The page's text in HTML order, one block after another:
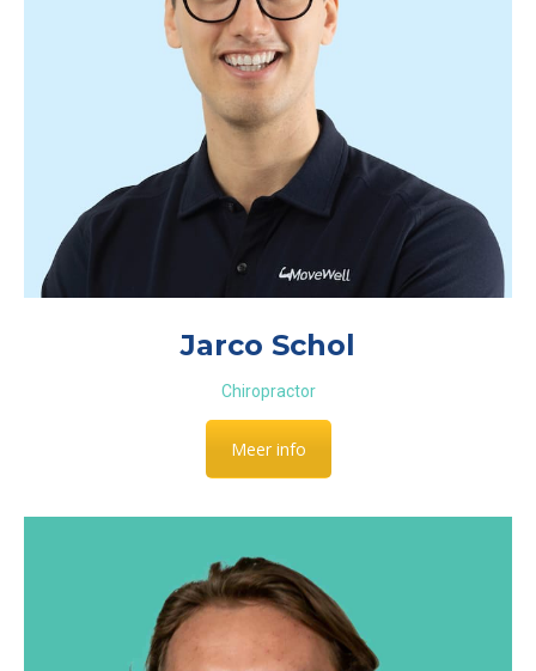
Jarco Schol
Chiropractor
Meer info